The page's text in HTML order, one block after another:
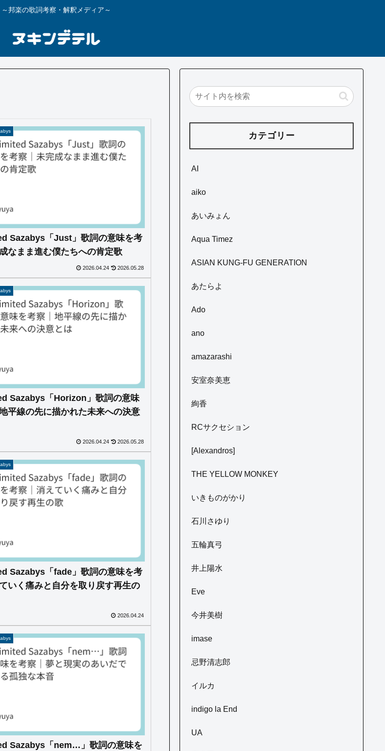
～邦楽の歌詞考察・解釈メディア～
Sazabys「Just」歌詞の意味を考
なまま進む僕たちへの肯定歌
2026.04.24 2026.05.28
Sazabys「Horizon」歌詞の意味
平線の先に描かれた未来への決意
2026.04.24 2026.05.28
Sazabys「fade」歌詞の意味を考
いく痛みと自分を取り戻す再生の
2026.04.24
Sazabys「nem…」歌詞の意味を
カテゴリー
AI
aiko
あいみょん
Aqua Timez
ASIAN KUNG-FU GENERATION
あたらよ
Ado
ano
amazarashi
安室奈美恵
絢香
RCサクセション
[Alexandros]
THE YELLOW MONKEY
いきものがかり
石川さゆり
五輪真弓
井上陽水
Eve
今井美樹
imase
忌野清志郎
イルカ
indigo la End
UA